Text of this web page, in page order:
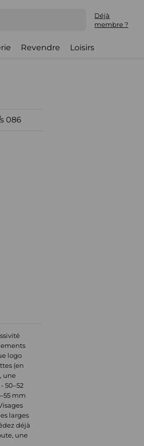
Déjà
membre ?
Revendre Loisirs
086
logo
(en
une
50–52
mm
larges
déjà
une